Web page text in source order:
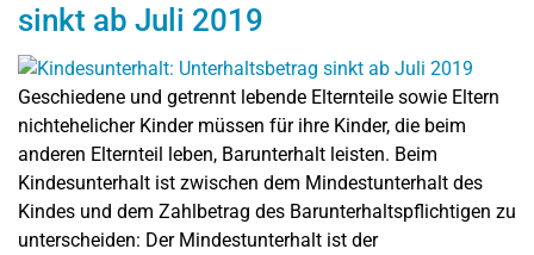
sinkt ab Juli 2019
Geschiedene und getrennt lebende Elternteile sowie Eltern
nichtehelicher Kinder müssen für ihre Kinder, die beim
anderen Elternteil leben, Barunterhalt leisten. Beim
Kindesunterhalt ist zwischen dem Mindestunterhalt des
Kindes und dem Zahlbetrag des Barunterhaltspflichtigen zu
unterscheiden: Der Mindestunterhalt ist der